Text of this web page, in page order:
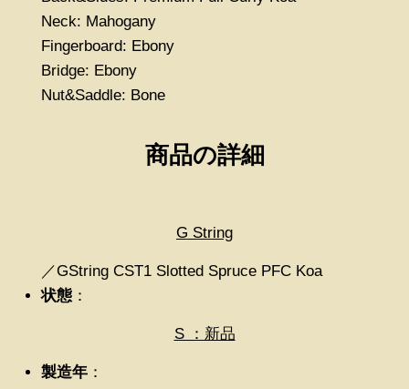
Neck: Mahogany
Fingerboard: Ebony
Bridge: Ebony
Nut&Saddle: Bone
商品の詳細
G String
／GString CST1 Slotted Spruce PFC Koa
状態：
S ：新品
製造年：